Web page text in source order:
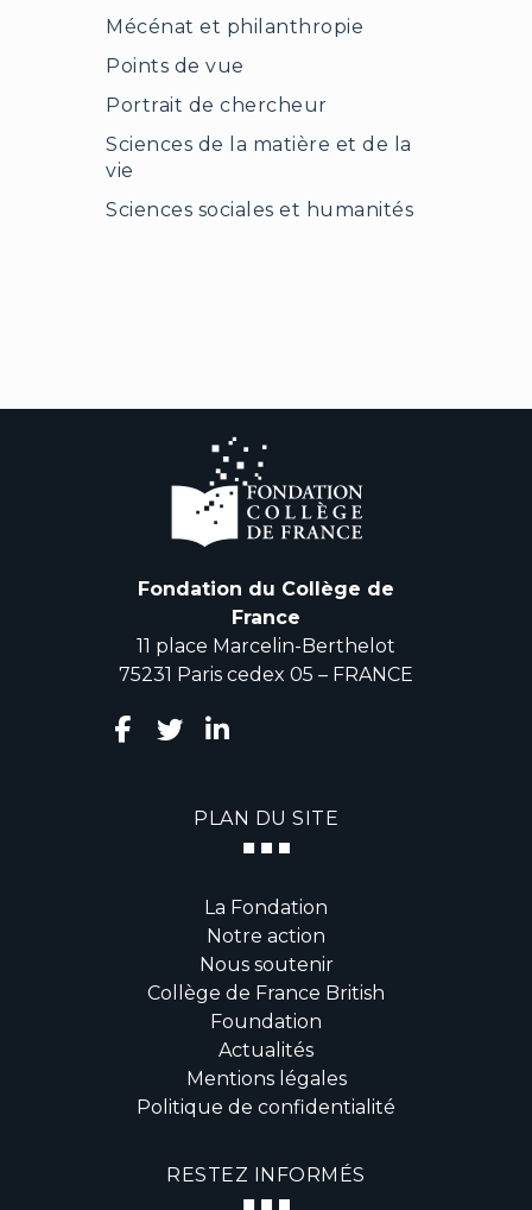
Mécénat et philanthropie
Points de vue
Portrait de chercheur
Sciences de la matière et de la
vie
Sciences sociales et humanités
Fondation du Collège de
France
11 place Marcelin-Berthelot
75231 Paris cedex 05 – FRANCE
PLAN DU SITE
La Fondation
Notre action
Nous soutenir
Collège de France British
Foundation
Actualités
Mentions légales
Politique de confidentialité
RESTEZ INFORMÉS